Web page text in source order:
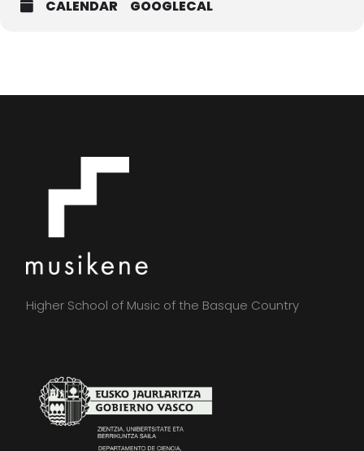
CALENDAR GOOGLECAL
Higher School of Music of the Basque Country